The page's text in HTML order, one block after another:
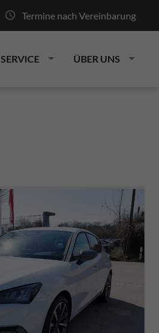
Termine nach Vereinbarung
SERVICE ÜBER UNS